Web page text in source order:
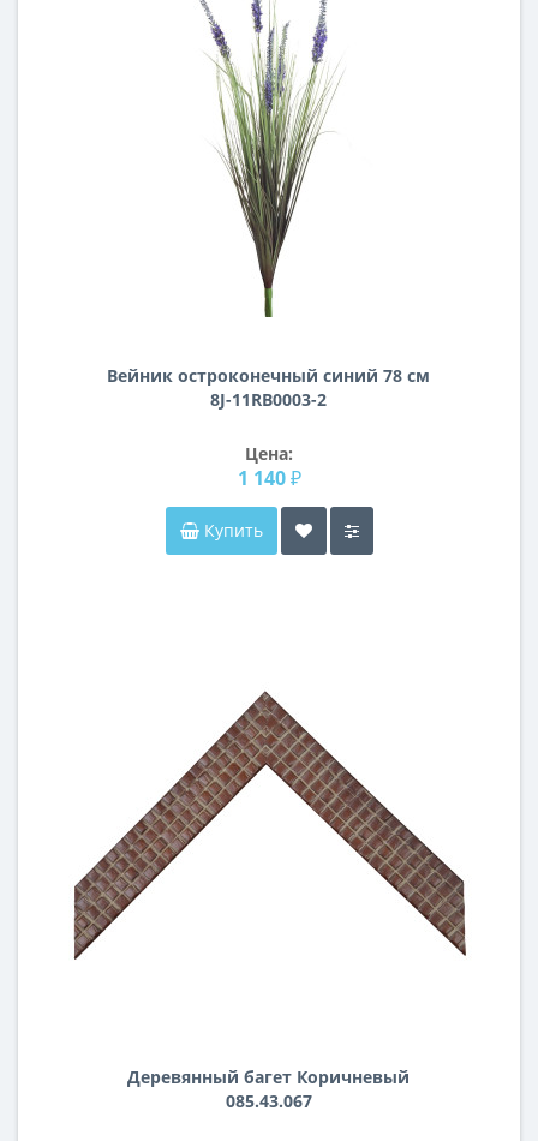
Вейник остроконечный синий 78 см
8J-11RB0003-2
Цена:
1 140 ₽
Купить
Деревянный багет Коричневый
085.43.067